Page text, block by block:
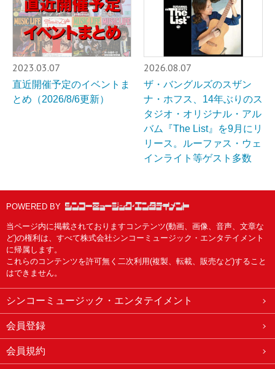
2023.03.07
直近開催予定のイベントま
とめ（2026/8/6更新）
2026.08.07
ザ・バングルズのスザン
ナ・ホフス、14年ぶりのス
タジオ・オリジナル・アル
バム『The List』を9月にリ
リース。ルーファス・ウェ
インライト等ゲスト多数
POWERED BY
当ページ内に掲載されておりますコンテンツ(動画、画像、音声、文章な
ど)の権利は、すべて株式会社シンコーミュージック・エンタテイメント
に帰属します。
これらのコンテンツを許可無く二次利用(複製、転載、販売など)すること
はできません。
シンコーミュージック・エンタテイメント
会員登録
会員規約